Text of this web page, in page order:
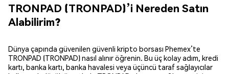
TRONPAD (TRONPAD)’i Nereden Satın
Alabilirim?
Dünya çapında güvenilen güvenli kripto borsası Phemex’te
TRONPAD (TRONPAD) nasıl alınır öğrenin. Bu üç kolay adım, kredi
kartı, banka kartı, banka havalesi veya üçüncü taraf sağlayıcılar